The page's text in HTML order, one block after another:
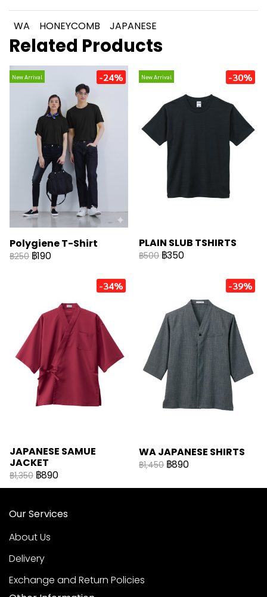
WA HONEYCOMB JAPANESE
Related Products
New Arrival -24%
Polygiene T-Shirt
฿250 ฿190
New Arrival -30%
PLAIN SLUB TSHIRTS
฿500 ฿350
-34%
JAPANESE SAMUE
JACKET
฿1,350 ฿890
-39%
WA JAPANESE SHIRTS
฿1,450 ฿890
Our Services
About Us
Delivery
Exchange and Return Policies